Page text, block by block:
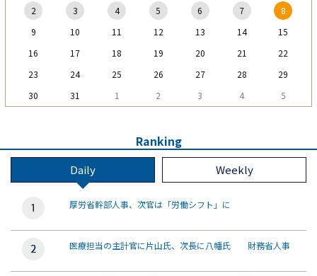
2
3 4 5 6 7
8
9
10 11 12 13 14
15
16
17 18 19 20 21
22
23
24 25 26 27 28
29
30
31 1 2 3 4 5
Ranking
Daily Weekly
厚労省幹部人事、次官は「労働シフト」に
医療担当の主計官に片山氏、次長に八幡氏 財務省人事